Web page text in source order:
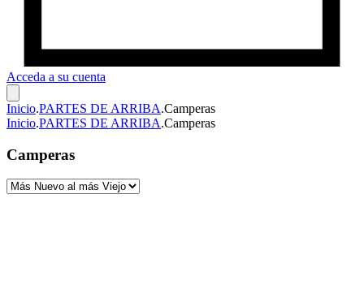
Acceda a su cuenta
Inicio.PARTES DE ARRIBA.Camperas
Inicio.PARTES DE ARRIBA.Camperas
Camperas